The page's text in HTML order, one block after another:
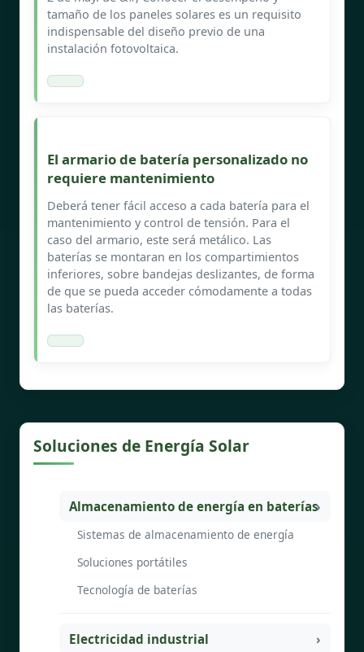
tamaño de los paneles solares es un requisito
indispensable del diseño previo de una
instalación fotovoltaica.
El armario de batería personalizado no
requiere mantenimiento
Deberá tener fácil acceso a cada batería para el
mantenimiento y control de tensión. Para el
caso del armario, este será metálico. Las
baterías se montaran en los compartimientos
inferiores, sobre bandejas deslizantes, de forma
de que se pueda acceder cómodamente a todas
las baterías.
Soluciones de Energía Solar
Almacenamiento de energía en baterías
Sistemas de almacenamiento de energía
Soluciones portátiles
Tecnología de baterías
Electricidad industrial